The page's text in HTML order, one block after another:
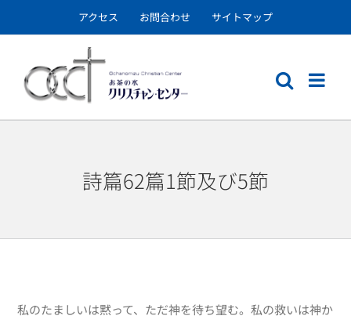
to
アクセス お問合わせ サイトマップ
詩篇62篇1節及び5節
私のたましいは黙って、ただ神を待ち望む。私の救いは神か